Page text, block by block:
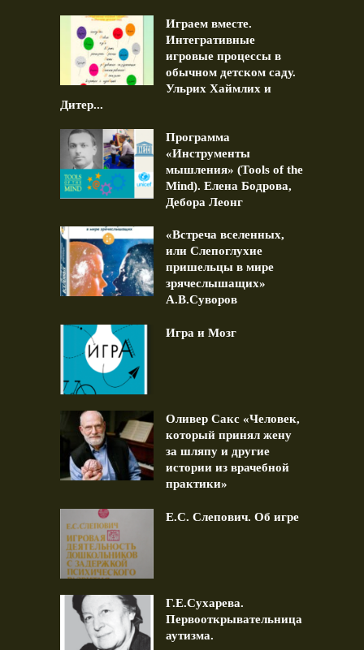
Играем вместе.
Интегративные
игровые процессы в
обычном детском саду.
Ульрих Хаймлих и
Дитер...
Программа
«Инструменты
мышления» (Tools of the
Mind). Елена Бодрова,
Дебора Леонг
«Встреча вселенных,
или Слепоглухие
пришельцы в мире
зрячеслышащих»
А.В.Суворов
Игра и Мозг
Оливер Сакс «Человек,
который принял жену
за шляпу и другие
истории из врачебной
практики»
Е.С. Слепович. Об игре
Г.Е.Сухарева.
Первооткрывательница
аутизма.